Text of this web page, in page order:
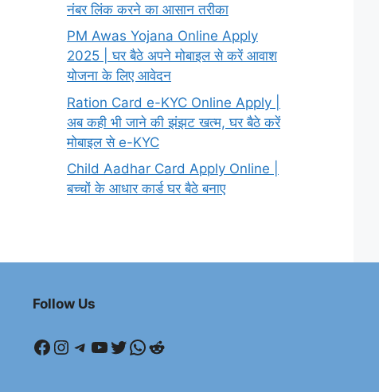
नंबर लिंक करने का आसान तरीका
PM Awas Yojana Online Apply
2025 | घर बैठे अपने मोबाइल से करें आवाश
योजना के लिए आवेदन
Ration Card e-KYC Online Apply |
अब कही भी जाने की झंझट खत्म, घर बैठे करें
मोबाइल से e-KYC
Child Aadhar Card Apply Online |
बच्चों के आधार कार्ड घर बैठे बनाए
Follow Us
Facebook
Instagram
Telegram
YouTube
Twitter
WhatsApp
Reddit